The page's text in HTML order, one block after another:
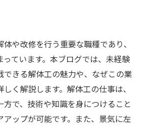
や改修を行う重要な職種であり、
ています。本ブログでは、未経験
できる解体工の魅力や、なぜこの業
く解説します。解体工の仕事は、
で、技術や知識を身につけること
アップが可能です。また、景気に左